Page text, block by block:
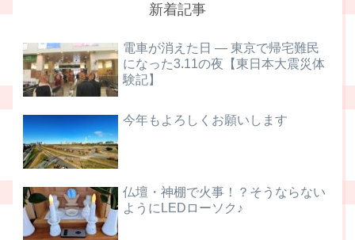
新着記事
電車が消えた日 ― 東京で帰宅難民
になった3.11の夜【東日本大震災体
験記】
今年もよろしくお願いします
仏壇・神棚で火事！？そうならない
ようにLEDローソク♪